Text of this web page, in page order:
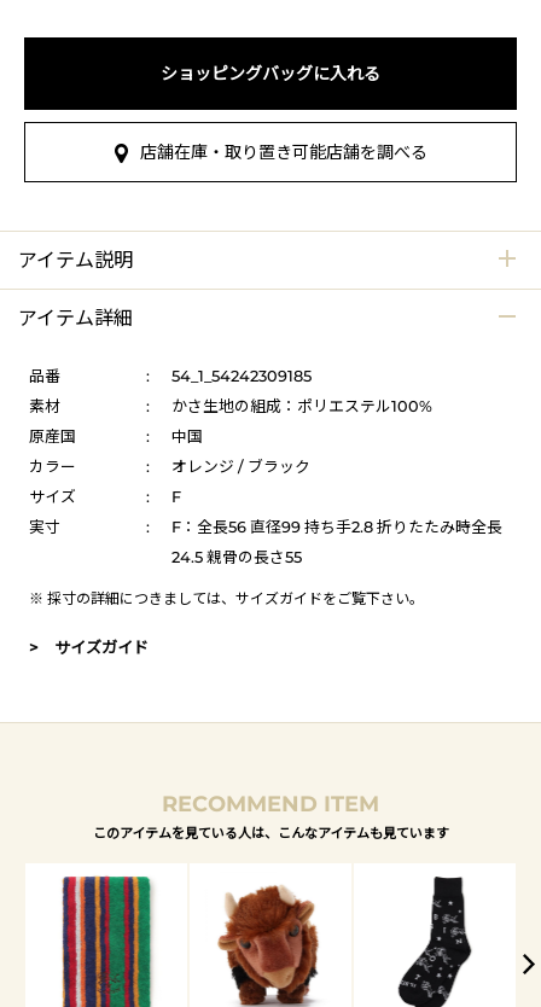
ショッピングバッグに入れる
店舗在庫・取り置き可能店舗を調べる
アイテム説明
アイテム詳細
品番 :
54_1_54242309185
素材
:
かさ生地の組成：ポリエステル100%
原産国
:
中国
カラー
:
オレンジ / ブラック
サイズ
:
F
実寸
:
F：全長56 直径99 持ち手2.8 折りたたみ時全長
24.5 親骨の長さ55
※ 採寸の詳細につきましては、 サイズガイドをご覧下さい。
> サイズガイド
RECOMMEND ITEM
このアイテムを見ている人は、こんなアイテムも見ています